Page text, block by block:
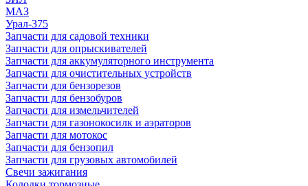
МАЗ
Урал-375
Запчасти для садовой техники
Запчасти для опрыскивателей
Запчасти для аккумуляторного инструмента
Запчасти для очистительных устройств
Запчасти для бензорезов
Запчасти для бензобуров
Запчасти для измельчителей
Запчасти для газонокосилк и аэраторов
Запчасти для мотокос
Запчасти для бензопил
Запчасти для грузовых автомобилей
Свечи зажигания